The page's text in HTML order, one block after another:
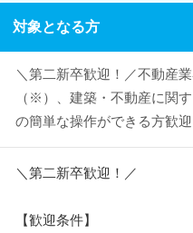
対象となる方
＼第二新卒歓迎！／不動産
（※）、建築・不動産に関
の簡単な操作ができる方歓迎
＼第二新卒歓迎！／
【歓迎条件】